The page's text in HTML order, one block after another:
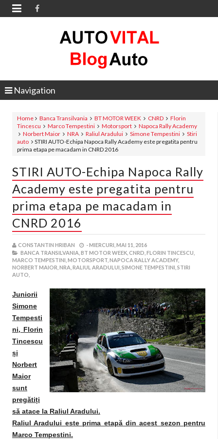

Navigation
Home Banca Transilvania BT MOTOR WEEK CNRD
Florin
Tincescu
Marco Tempestini Motorsport
Napoca Rally Academy
Norbert Maior
NRA Raliul Aradului Simone Tempestini
Stiri
auto
STIRI AUTO-Echipa Napoca Rally Academy este pregatita pentru
prima etapa pe macadam in CNRD 2016
STIRI AUTO-Echipa Napoca Rally
Academy este pregatita pentru
prima etapa pe macadam in
CNRD 2016
CONSTANTIN HRIBAN -MIERCURI, MAI 11, 2016
BANCA TRANSILVANIA, BT MOTOR WEEK, CNRD, FLORIN TINCESCU,
MARCO TEMPESTINI, MOTORSPORT, NAPOCA RALLY ACADEMY,
NORBERT MAIOR, NRA, RALIUL ARADULUI, SIMONE TEMPESTINI, STIRI
AUTO,
Juniorii
Simone
Tempesti
ni, Florin
Tincescu
și
Norbert
Maior
sunt
pregătiți
să atace la Raliul Aradului.
Raliul Aradului este prima etapă din acest sezon pentru
Marco Tempestini.